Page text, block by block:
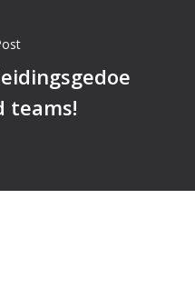
teams!